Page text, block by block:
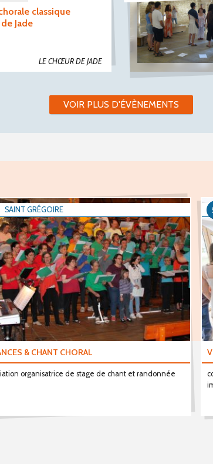
classique
Jade
LE CHŒUR DE JADE
VOIR PLUS D'ÉVÈNEMENTS
& CHANT CHORAL
organisatrice de stage de chant et randonnée
SAINT GRÉGOIRE